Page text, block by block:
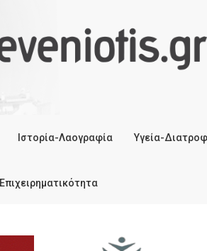
Ιστορία-Λαογραφία Υγεία-
Επιχειρηματικότητα